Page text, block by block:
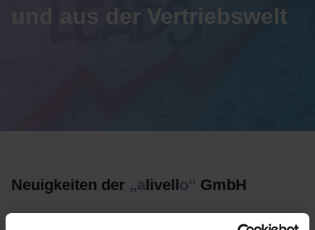
und aus der Vertriebswelt
Neuigkeiten der „alivello“ GmbH
In unserem Newsbereich halten wir Sie stets auf dem